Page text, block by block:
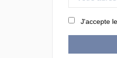
J'accepte